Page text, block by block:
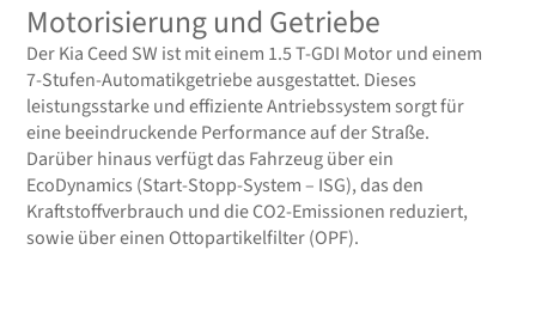
Motorisierung und Getriebe
Der Kia Ceed SW ist mit einem 1.5 T-GDI Motor und einem
7-Stufen-Automatikgetriebe ausgestattet. Dieses
leistungsstarke und effiziente Antriebssystem sorgt für
eine beeindruckende Performance auf der Straße.
Darüber hinaus verfügt das Fahrzeug über ein
EcoDynamics (Start-Stopp-System – ISG), das den
Kraftstoffverbrauch und die CO2-Emissionen reduziert,
sowie über einen Ottopartikelfilter (OPF).